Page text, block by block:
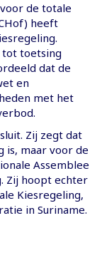
de totale
heeft
tot toetsing
dat de
en
met het
Zij zegt dat
is, maar voor de
Assemblee
Zij hoopt echter
Kiesregeling,
in Suriname.